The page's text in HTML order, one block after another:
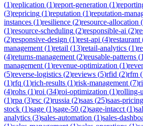
(1)replication (1)report-generation (1)
(3)repricing (1)reputation (1)reputation-
instances (1)resilience (2)resource-allocation (
(1)resource-scheduling (2)responsible-ai (2)
(2)responsive-design (1)rest-api (4)restaurant
management (1)retail (13)retail-analytics (1)
(4)returns-management (2)reusable-patterns (1
management (1)revenue-optimization (1)
(5)reverse-logistics (2)reviews (5)rfid (2)rfm (
(1)rfq (1)rich-results (1)risk-management (7)
(4)rohs (1)roi (34)roi-optimization (1)rolling-
(1)rpa (3)rsc (2)russia (2)saas (25)saas-pricing
stock (1)sage (1)sage-50 (2)sage-intacct (1)
analytics (3)sales-automation (1)sales-